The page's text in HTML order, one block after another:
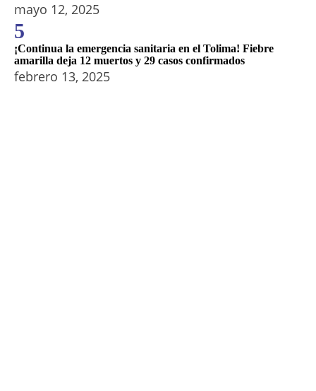
mayo 12, 2025
5
¡Continua la emergencia sanitaria en el Tolima! Fiebre
amarilla deja 12 muertos y 29 casos confirmados
febrero 13, 2025